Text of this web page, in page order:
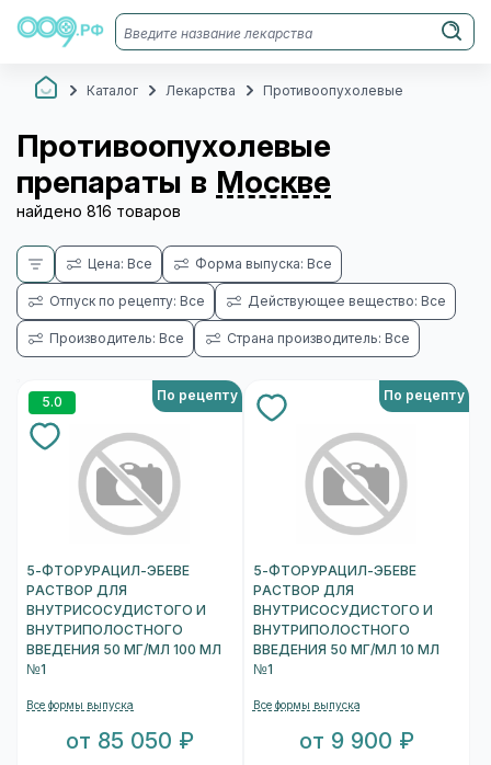
Каталог Лекарства Противоопухолевые
Противоопухолевые
препараты в Москве
найдено 816 товаров
Цена: Все Форма выпуска: Все
Отпуск по рецепту: Все Действующее вещество: Все
Производитель: Все Страна производитель: Все
5.0 По рецепту
5-ФТОРУРАЦИЛ-ЭБЕВЕ
РАСТВОР ДЛЯ
ВНУТРИСОСУДИСТОГО И
ВНУТРИПОЛОСТНОГО
ВВЕДЕНИЯ 50 МГ/МЛ 100 МЛ
№1
Все формы выпуска
от 85 050 ₽
По рецепту
5-ФТОРУРАЦИЛ-ЭБЕВЕ
РАСТВОР ДЛЯ
ВНУТРИСОСУДИСТОГО И
ВНУТРИПОЛОСТНОГО
ВВЕДЕНИЯ 50 МГ/МЛ 10 МЛ
№1
Все формы выпуска
от 9 900 ₽